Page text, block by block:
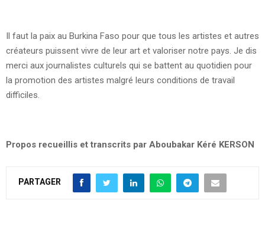
Il faut la paix au Burkina Faso pour que tous les artistes et autres
créateurs puissent vivre de leur art et valoriser notre pays. Je dis
merci aux journalistes culturels qui se battent au quotidien pour
la promotion des artistes malgré leurs conditions de travail
difficiles.
Propos recueillis et transcrits par Aboubakar Kéré KERSON
PARTAGER